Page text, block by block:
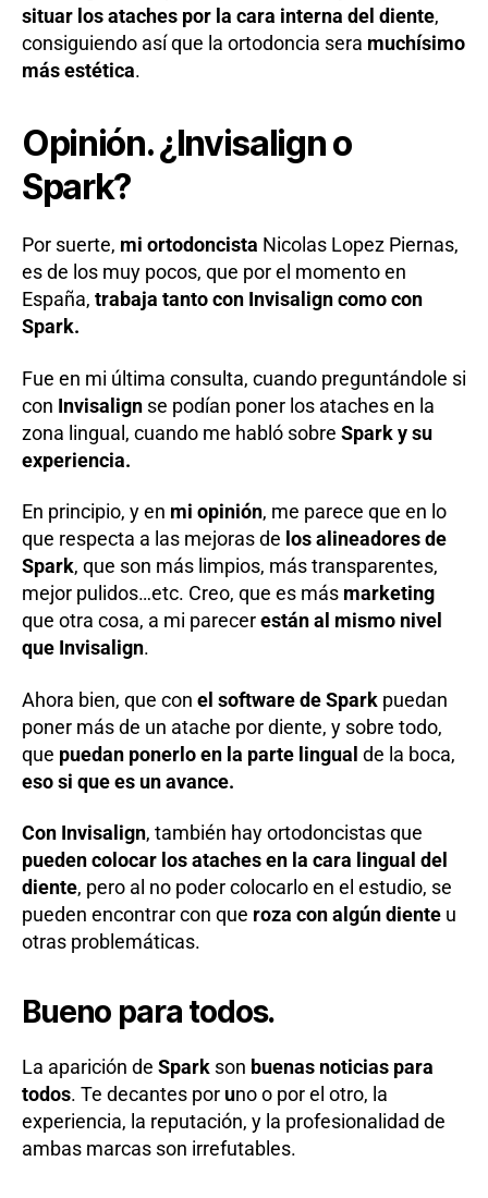
situar los ataches por la cara interna del diente,
consiguiendo así que la ortodoncia sera muchísimo
más estética.
Opinión. ¿Invisalign o
Spark?
Por suerte, mi ortodoncista Nicolas Lopez Piernas,
es de los muy pocos, que por el momento en
España, trabaja tanto con Invisalign como con
Spark.
Fue en mi última consulta, cuando preguntándole si
con Invisalign se podían poner los ataches en la
zona lingual, cuando me habló sobre Spark y su
experiencia.
En principio, y en mi opinión, me parece que en lo
que respecta a las mejoras de los alineadores de
Spark, que son más limpios, más transparentes,
mejor pulidos…etc. Creo, que es más marketing
que otra cosa, a mi parecerestán al mismo nivel
que Invisalign.
Ahora bien, que con el software de Spark puedan
poner más de un atache por diente, y sobre todo,
que puedan ponerlo en la parte lingual de la boca,
eso si que es un avance.
Con Invisalign, también hay ortodoncistas que
pueden colocar los ataches en la cara lingual del
diente, pero al no poder colocarlo en el estudio, se
pueden encontrar con que roza con algún diente u
otras problemáticas.
Bueno para todos.
La aparición de Spark son buenas noticias para
todos. Te decantes por uno o por el otro, la
experiencia, la reputación, y la profesionalidad de
ambas marcas son irrefutables.